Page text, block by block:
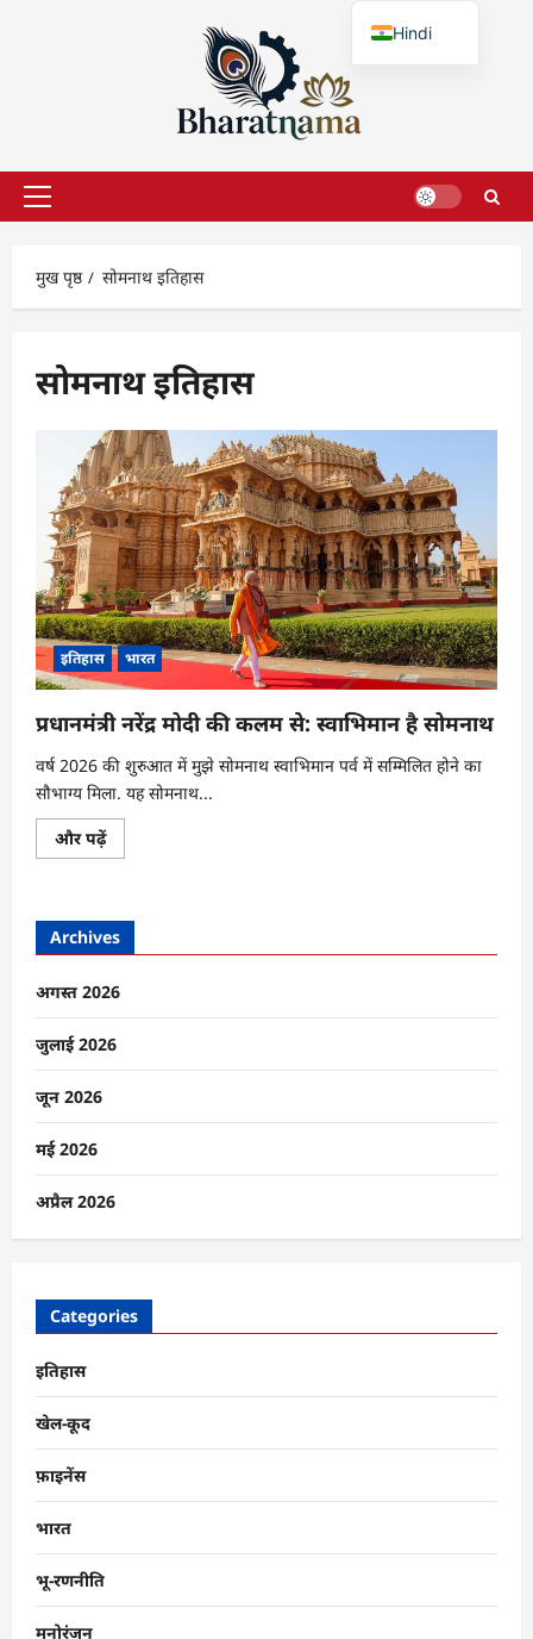
प्राथमिक
मुख पृष्ठ
सोमनाथ इतिहास
सोमनाथ इतिहास
इतिहास भारत
प्रधानमंत्री नरेंद्र मोदी की कलम से: स्वाभिमान है सोमनाथ
वर्ष 2026 की शुरुआत में मुझे सोमनाथ स्वाभिमान पर्व में सम्मिलित होने का
सौभाग्य मिला. यह सोमनाथ...
और पढ़ेंप्रधानमंत्री
नरेंद्र
से:
स्वाभिमान
है
के
बारे
में
और
पढ़ें
Archives
अगस्त 2026
जुलाई 2026
जून 2026
मई 2026
अप्रैल 2026
Categories
इतिहास
खेल-कूद
फ़ाइनेंस
भारत
भू-रणनीति
मनोरंजन
Hindi